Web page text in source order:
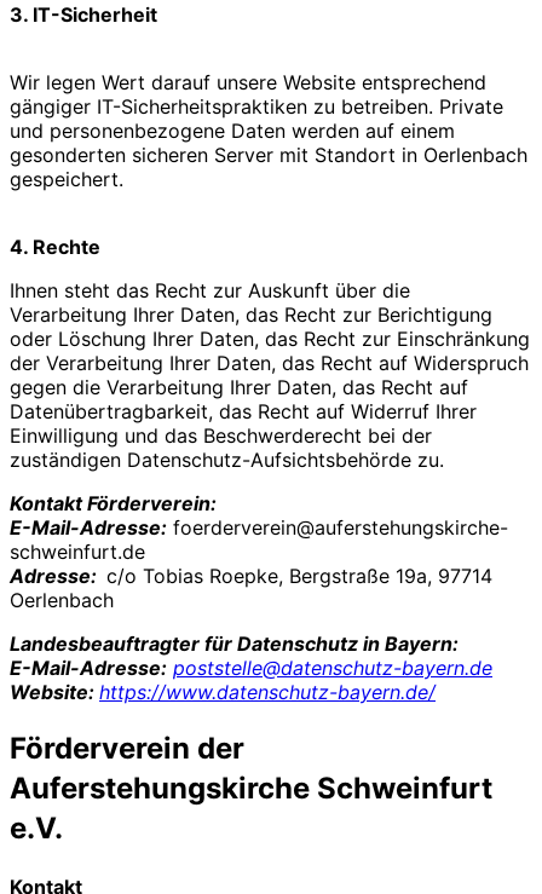
3. IT-Sicherheit
Wir legen Wert darauf unsere Website entsprechend
gängiger IT-Sicherheitspraktiken zu betreiben. Private
und personenbezogene Daten werden auf einem
gesonderten sicheren Server mit Standort in Oerlenbach
gespeichert.
4. Rechte
Ihnen steht das Recht zur Auskunft über die
Verarbeitung Ihrer Daten, das Recht zur Berichtigung
oder Löschung Ihrer Daten, das Recht zur Einschränkung
der Verarbeitung Ihrer Daten, das Recht auf Widerspruch
gegen die Verarbeitung Ihrer Daten, das Recht auf
Datenübertragbarkeit, das Recht auf Widerruf Ihrer
Einwilligung und das Beschwerderecht bei der
zuständigen Datenschutz-Aufsichtsbehörde zu.
Kontakt Förderverein:
E-Mail-Adresse: foerderverein@auferstehungskirche-
schweinfurt.de
Adresse: c/o Tobias Roepke, Bergstraße 19a, 97714
Oerlenbach
Landesbeauftragter für Datenschutz in Bayern:
E-Mail-Adresse: poststelle@datenschutz-bayern.de
Website: https://www.datenschutz-bayern.de/
Förderverein der
Auferstehungskirche Schweinfurt
e.V.
Kontakt